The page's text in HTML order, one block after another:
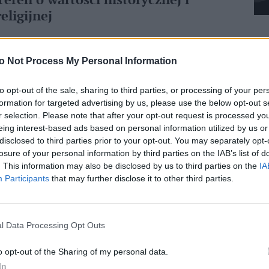
Not Process My Personal Information
opt-out of the sale, sharing to third parties, or processing of your
for targeted advertising by us, please use the below opt-out
selection. Please note that after your opt-out request is processed
interest-based ads based on personal information utilized by us
to third parties prior to your opt-out. You may separately
of your personal information by third parties on the IAB’s list of
This information may also be disclosed by us to third parties on the
Participants that may further disclose it to other third parties.
Data Processing Opt Outs
opt-out of the Sharing of my personal data.
skrytykował również „niepokojącą
władz w dniu konfiskaty, w której
archeologicznym. Konfiskata gruntów
być oparta na zarządzeniu dotyczącym
miejskich z 2019 roku, które miało
w kwietniu 2024 roku.
w Silwan wpisują się w „szerszy kontekst
rdzennych chrześcijan w Ziemi Świętej”.